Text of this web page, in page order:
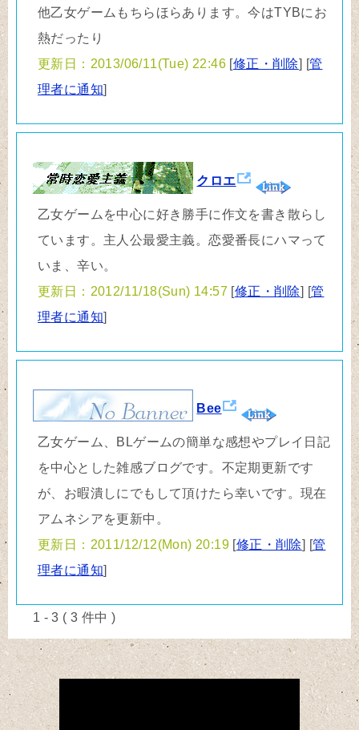
他乙女ゲームもちらほらあります。今はTYBにお
熱だったり
更新日：2013/06/11(Tue) 22:46 [修正・削除] [管
理者に通知]
クロエ
乙女ゲームを中心に好き勝手に作文を書き散らし
ています。主人公最愛主義。恋愛番長にハマって
いま、辛い。
更新日：2012/11/18(Sun) 14:57 [修正・削除] [管
理者に通知]
Bee
乙女ゲーム、BLゲームの簡単な感想やプレイ日記
を中心とした雑感ブログです。不定期更新です
が、お暇潰しにでもして頂けたら幸いです。現在
アムネシアを更新中。
更新日：2011/12/12(Mon) 20:19 [修正・削除] [管
理者に通知]
1 - 3 ( 3 件中 )